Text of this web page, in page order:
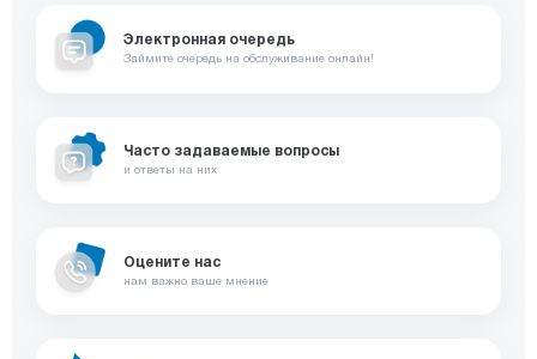
Электронная очередь
Займите очередь на обслуживание онлайн!
Часто задаваемые вопросы
и ответы на них
Оцените нас
нам важно ваше мнение